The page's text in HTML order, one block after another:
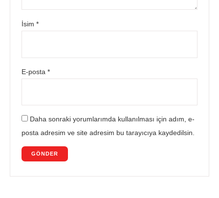
İsim*
E-posta*
Daha sonraki yorumlarımda kullanılması için adım, e-
posta adresim ve site adresim bu tarayıcıya kaydedilsin.